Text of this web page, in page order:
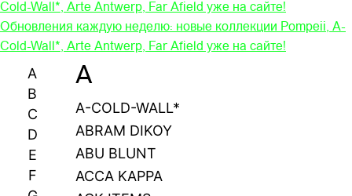
Cold-Wall*, Arte Antwerp, Far Afield уже на сайте!
Обновления каждую неделю: новые коллекции Pompeii, A-
Cold-Wall*, Arte Antwerp, Far Afield уже на сайте!
A
B
C
D
E
F
A
A-COLD-WALL*
ABRAM DIKOY
ABU BLUNT
ACCA KAPPA